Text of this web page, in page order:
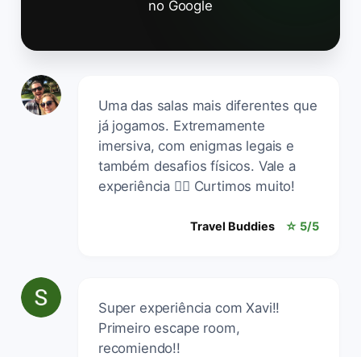
no Google
Uma das salas mais diferentes que
já jogamos. Extremamente
imersiva, com enigmas legais e
também desafios físicos. Vale a
experiência 👍🏻 Curtimos muito!
Travel Buddies ☆ 5/5
Super experiência com Xavi!!
Primeiro escape room,
recomiendo!!